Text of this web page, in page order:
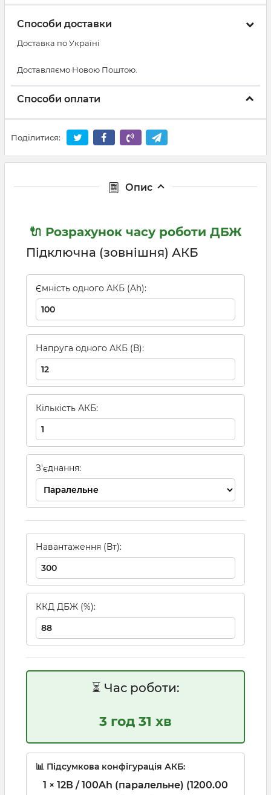
Способи доставки
Доставка по Україні
Доставляємо Новою Поштою.
Способи оплати
Поділитися:
Опис
🔌 Розрахунок часу роботи ДБЖ
Підключна (зовнішня) АКБ
Ємність одного АКБ (Ah):
Напруга одного АКБ (В):
Кількість АКБ:
З'єднання:
Навантаження (Вт):
ККД ДБЖ (%):
⏳ Час роботи:
3 год 31 хв
📊 Підсумкова конфігурація АКБ:
1 × 12В / 100Ah (паралельне) (1200.00